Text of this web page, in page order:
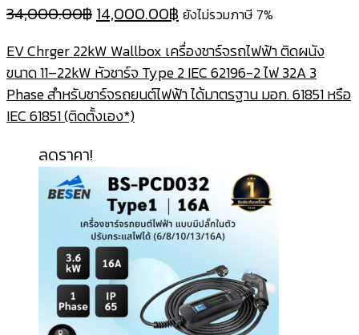
34,000.00฿ Original
was:
34,000.00฿.
14,000.00฿Current
price
is:
14,000.00฿.
ยังไม่รวมภาษี 7%
EV Chrger 22kW Wallbox เครื่องชาร์จรถไฟฟ้า ติดผนัง
ขนาด 11–22kW หัวชาร์จ Type 2 IEC 62196-2 ไฟ 32A 3
Phase สำหรับชาร์จรถยนต์ไฟฟ้า ได้มาตรฐาน มอก. 61851 หรือ
IEC 61851 (ติดตั้งเอง*)
ลดราคา!